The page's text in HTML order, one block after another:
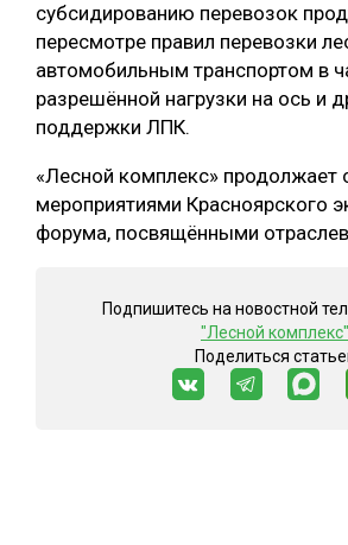
субсидированию перевозок
пересмотре правил перевозки
автомобильным транспортом в
разрешённой нагрузки на ось и
поддержки ЛПК.
«Лесной комплекс» продолжает
мероприятиями Красноярского
форума, посвящёнными
Подпишитесь на новостной
"Лесной комплекс"
Поделиться